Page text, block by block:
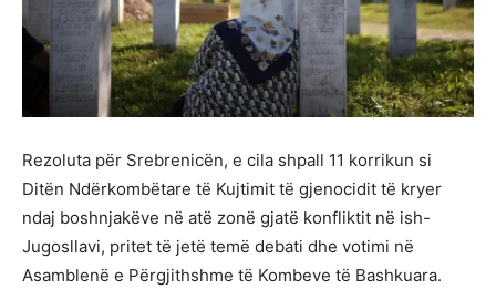
Rezoluta për Srebrenicën, e cila shpall 11 korrikun si
Ditën Ndërkombëtare të Kujtimit të gjenocidit të kryer
ndaj boshnjakëve në atë zonë gjatë konfliktit në ish-
Jugosllavi, pritet të jetë temë debati dhe votimi në
Asamblenë e Përgjithshme të Kombeve të Bashkuara.